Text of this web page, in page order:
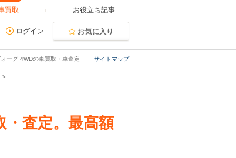
買取 お役立ち記事
ログイン お気に入り
サイトマップ
ーグ 4WDの車買取・車査定
・査定。最高額